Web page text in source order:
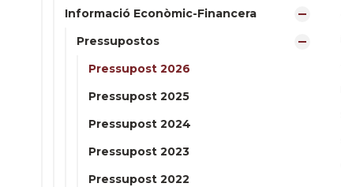
Informació Econòmic-Financera
Pressupostos
Pressupost 2026
Pressupost 2025
Pressupost 2024
Pressupost 2023
Pressupost 2022